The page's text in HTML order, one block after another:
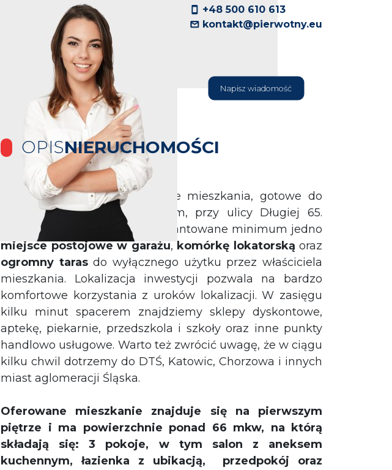
+48 500 610 613
kontakt@pierwotny.eu
Napisz wiadomość
OPISNIERUCHOMOŚCI
Do sprzedaży całkowicie nowe mieszkania, gotowe do
odbioru, w Chorzowie Batorym, przy ulicy Długiej 65.
Każde z mieszkań mazagwarantowane minimum jedno
miejsce postojowe w garażu, komórkę lokatorską oraz
ogromny tarasdo wyłącznego użytku przez właściciela
mieszkania. Lokalizacja inwestycji pozwala na bardzo
komfortowe korzystania z uroków lokalizacji. W zasięgu
kilku minut spacerem znajdziemy sklepy dyskontowe,
aptekę, piekarnie, przedszkola i szkoły oraz inne punkty
handlowo usługowe. Warto też zwrócić uwagę, że w ciągu
kilku chwil dotrzemy do DTŚ, Katowic, Chorzowa i innych
miast aglomeracji Śląska.
Oferowane mieszkanie znajduje się na pierwszym
piętrze i ma powierzchnie ponad 66 mkw, na którą
składają się: 3 pokoje, w tym salon z aneksem
kuchennym, łazienka z ubikacją, przedpokój oraz